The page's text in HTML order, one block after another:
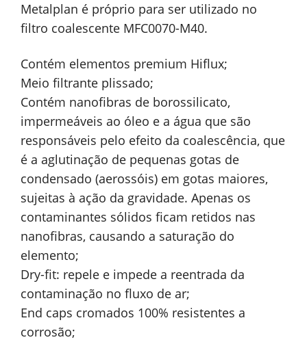
Metalplan é próprio para ser utilizado no
filtro coalescente MFC0070-M40.
Contém elementos premium Hiflux;
Meio filtrante plissado;
Contém nanofibras de borossilicato,
impermeáveis ao óleo e a água que são
responsáveis pelo efeito da coalescência, que
é a aglutinação de pequenas gotas de
condensado (aerossóis) em gotas maiores,
sujeitas à ação da gravidade. Apenas os
contaminantes sólidos ficam retidos nas
nanofibras, causando a saturação do
elemento;
Dry-fit: repele e impede a reentrada da
contaminação no fluxo de ar;
End caps cromados 100% resistentes a
corrosão;